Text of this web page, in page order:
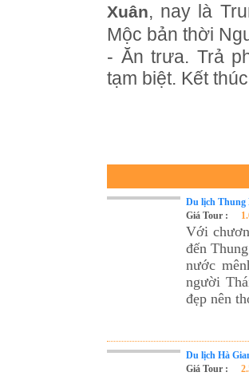
Xuân, nay là
Mộc bản thời
- Ăn trưa. Trả
tạm biệt. Kết
Du lịch Thung
Giá Tour :
Với
đến
nước
người
đẹp nên
Du lịch Hà
Giá Tour :